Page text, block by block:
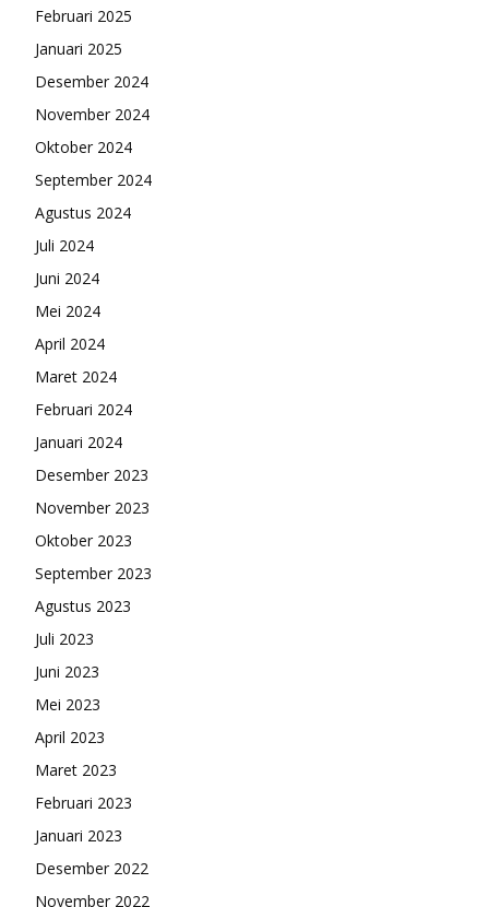
Februari 2025
Januari 2025
Desember 2024
November 2024
Oktober 2024
September 2024
Agustus 2024
Juli 2024
Juni 2024
Mei 2024
April 2024
Maret 2024
Februari 2024
Januari 2024
Desember 2023
November 2023
Oktober 2023
September 2023
Agustus 2023
Juli 2023
Juni 2023
Mei 2023
April 2023
Maret 2023
Februari 2023
Januari 2023
Desember 2022
November 2022